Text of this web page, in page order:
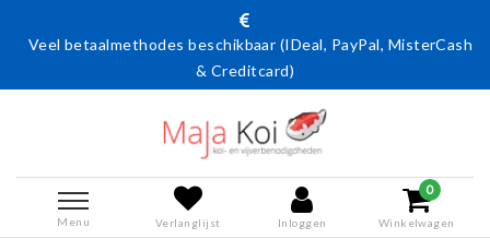
Veel betaalmethodes beschikbaar (IDeal, PayPal, MisterCash
& Creditcard)
Menu Verlanglijst Inloggen
0
Winkelwagen